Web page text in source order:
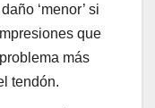
‘menor’ si
que
más
tendón.